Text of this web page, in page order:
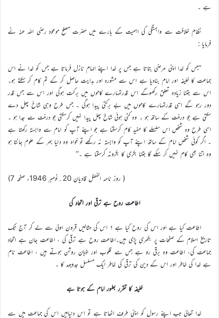
ہے ۔
نظام خلافت سے وابستگی کی اہمیت کے بارے میں حضرت مصلح موعود رضی اللہ عنہ نے
فرمایا :
’’جس کو خدا اپنی مرضی بتاتا ہے جس پر خدا اپنے الہام نازل فرماتا ہے جس کو خدا نے اس
جماعت کا خلیفہ اور امام بنادیا ہے اس سے مشورہ اور ہدایت حاصل کر کے تم کام کر سکتے ہو۔
اس سے جتنا زیادہ تعلق رکھوگے اس قدرتمہارے کاموں میں برکت ہوگی اور اس سے جس قدر
دور رہو گے اسی قدرتمہارے کاموں میں بے برکتی پیدا ہوگی ۔ جس طرح وہی شاخ پھل دے
سکتی ہے جو درخت کے ساتھ ہو ۔ وہ کٹی ہوئی شاخ پھل پیدا نہیں کرسکتی جو درخت سے جدا ہو ۔
اسی طرح وہ شخص اس سلسلے کا مفید کام کرسکتا ہے جو اپنے آپ کو امام سے وابستہ رکھتا ہے
۔ اگر کوئی شخص امام کے ساتھ اپنے آپ کو وابسته نہ رکھے تو خواہ وہ دنیا بھر کے علوم جانتا ہو
وہ اتنا بھی کام نہیں کر سکے گا جتنا بکری کا بکروٹہ کرسکتا ہے ۔‘‘
( روز نامہ الفضل قادیان 20؍نومبر 1946ء صفحہ 7)
اطاعت روح ہے ترقی اور اتحاد کی
اطاعت کیا ہے اور اس کی روح کیا ہے ؟ اس کی مثالیں قرون اولیٰ سے لے کر آج تک
تاریخ اسلام کے صفحات پر بکھری پڑی ہیں۔اطاعت روح ہے ترقی کی ، اطاعت جان ہے اتحاد
جماعت کی، اطاعت وہ برقی رو ہے جس سے قلوب اور اذہان روشن ہوتے ہیں ، اطاعت نام
ہے خدا کی خاطر اور اس کے دین کی ترقی کی خاطر ایک مسلسل جدوجہد کا ۔
خلیفہ کا تقرر بطور امام کے ہوتا ہے
خدا تعالیٰ جب اپنے رسول کو اپنی طرف اٹھاتا ہے تو اس دنیامیں اس کی جماعت میں سے